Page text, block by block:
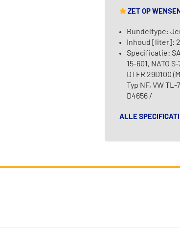
ZET OP
Bundeltype:
Inhoud [liter]:
Specificatie:
15-601, NATO
DTFR 29D100
Typ NF, VW TL-
D4656 /
ALLE